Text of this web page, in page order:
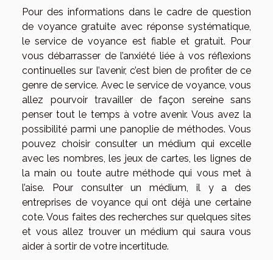
Pour des informations dans le cadre de question
de voyance gratuite avec réponse systématique,
le service de voyance est fiable et gratuit. Pour
vous débarrasser de l’anxiété liée à vos réflexions
continuelles sur l’avenir, c’est bien de profiter de ce
genre de service. Avec le service de voyance, vous
allez pourvoir travailler de façon sereine sans
penser tout le temps à votre avenir. Vous avez la
possibilité parmi une panoplie de méthodes. Vous
pouvez choisir consulter un médium qui excelle
avec les nombres, les jeux de cartes, les lignes de
la main ou toute autre méthode qui vous met à
l’aise. Pour consulter un médium, il y a des
entreprises de voyance qui ont déjà une certaine
cote. Vous faites des recherches sur quelques sites
et vous allez trouver un médium qui saura vous
aider à sortir de votre incertitude.